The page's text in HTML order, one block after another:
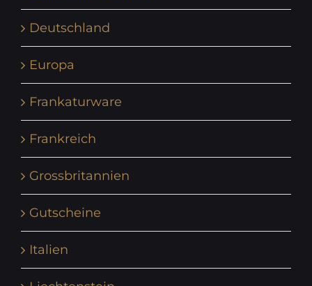
Deutschland
Europa
Frankaturware
Frankreich
Grossbritannien
Gutscheine
Italien